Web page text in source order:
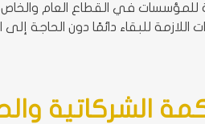
للمؤسسات في القطاع العام
للبقاء دائمًا دون الحاجة إلى
الشركاتية